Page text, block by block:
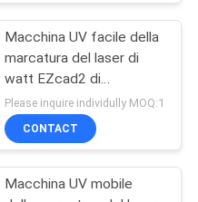
Macchina UV facile della
marcatura del laser di
watt EZcad2 di
operazione 3
Please inquire individully MOQ:1
CONTACT
Macchina UV mobile